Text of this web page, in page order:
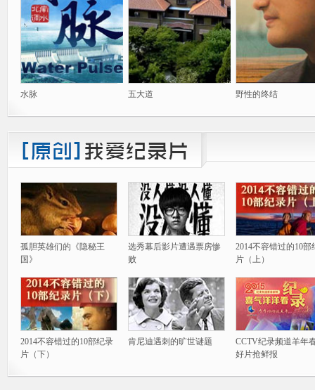
水脉 五大道 野性的终结
孤胆英雄们的《隐秘王
国》
选秀幕后影片遭遇票房惨
败
2014不容错过的10部
片（上）
2014不容错过的10部纪录
片（下）
肯尼迪遇刺的旷世谜题
CCTV纪录频道羊年
好片抢鲜报